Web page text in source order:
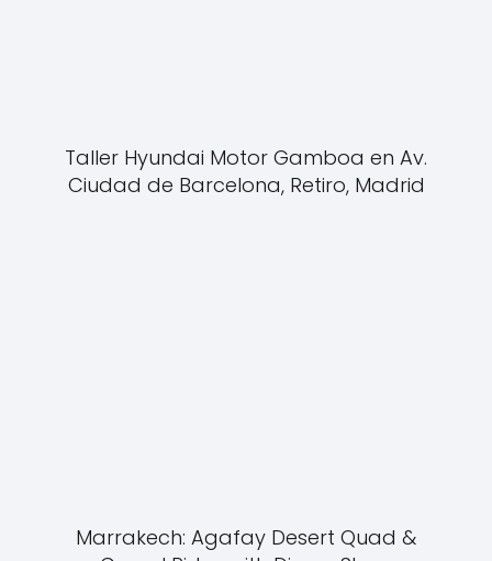
Taller Hyundai Motor Gamboa en Av.
Ciudad de Barcelona, Retiro, Madrid
Marrakech: Agafay Desert Quad &